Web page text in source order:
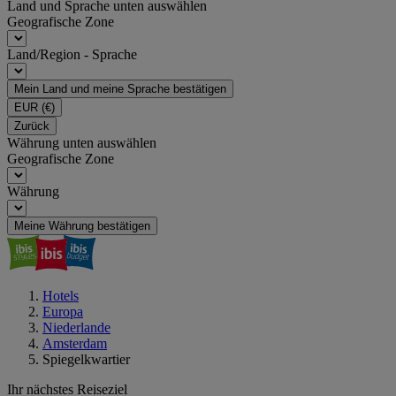
Land und Sprache unten auswählen
Geografische Zone
Land/Region - Sprache
Mein Land und meine Sprache bestätigen
EUR (€)
Zurück
Währung unten auswählen
Geografische Zone
Währung
Meine Währung bestätigen
Hotels
Europa
Niederlande
Amsterdam
Spiegelkwartier
Ihr nächstes Reiseziel